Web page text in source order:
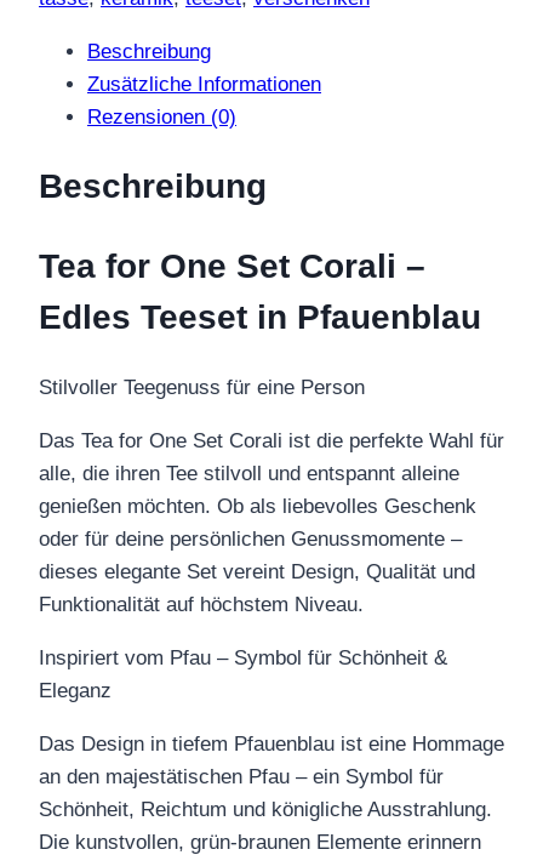
Beschreibung
Zusätzliche Informationen
Rezensionen (0)
Beschreibung
Tea for One Set Corali –
Edles Teeset in Pfauenblau
Stilvoller Teegenuss für eine Person
Das Tea for One Set Corali ist die perfekte Wahl für
alle, die ihren Tee stilvoll und entspannt alleine
genießen möchten. Ob als liebevolles Geschenk
oder für deine persönlichen Genussmomente –
dieses elegante Set vereint Design, Qualität und
Funktionalität auf höchstem Niveau.
Inspiriert vom Pfau – Symbol für Schönheit &
Eleganz
Das Design in tiefem Pfauenblau ist eine Hommage
an den majestätischen Pfau – ein Symbol für
Schönheit, Reichtum und königliche Ausstrahlung.
Die kunstvollen, grün-braunen Elemente erinnern